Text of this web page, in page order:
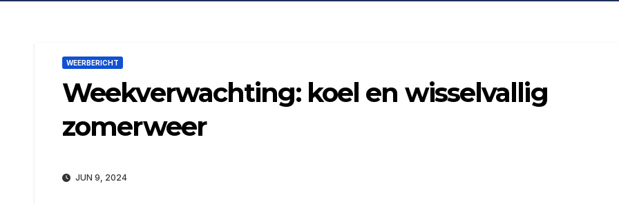
WEERBERICHT
Weekverwachting: koel en wisselvallig
zomerweer
JUN 9, 2024